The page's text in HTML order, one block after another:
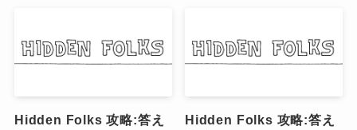
Hidden Folks 攻略:答え
Hidden Folks 攻略:答え